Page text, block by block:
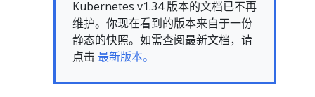
Kubernetes v1.34 版本的文档已不再
维护。你现在看到的版本来自于一份
静态的快照。如需查阅最新文档，请
点击 最新版本。